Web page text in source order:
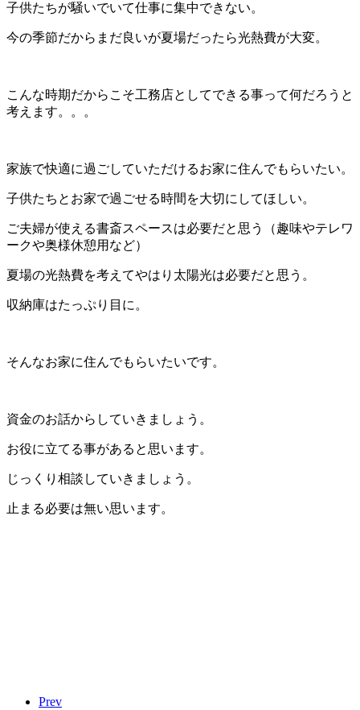
子供たちが騒いでいて仕事に集中できない。
今の季節だからまだ良いが夏場だったら光熱費が大変。
こんな時期だからこそ工務店としてできる事って何だろうと
考えます。。。
家族で快適に過ごしていただけるお家に住んでもらいたい。
子供たちとお家で過ごせる時間を大切にしてほしい。
ご夫婦が使える書斎スペースは必要だと思う（趣味やテレワ
ークや奥様休憩用など）
夏場の光熱費を考えてやはり太陽光は必要だと思う。
収納庫はたっぷり目に。
そんなお家に住んでもらいたいです。
資金のお話からしていきましょう。
お役に立てる事があると思います。
じっくり相談していきましょう。
止まる必要は無い思います。
Prev